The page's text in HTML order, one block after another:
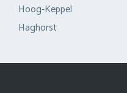
Hoog-Keppel
Haghorst